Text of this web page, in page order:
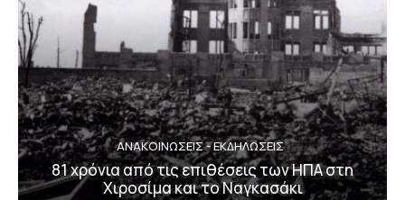
ΑΝΑΚΟΙΝΩΣΕΙΣ - ΕΚΔΗΛΩΣΕΙΣ
81 χρόνια από τις επιθέσεις των ΗΠΑ στη
Χιροσίμα και το Ναγκασάκι